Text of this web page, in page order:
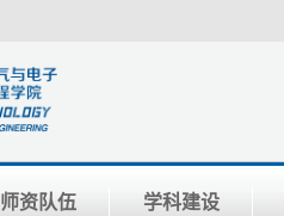
师资队伍 学科建设